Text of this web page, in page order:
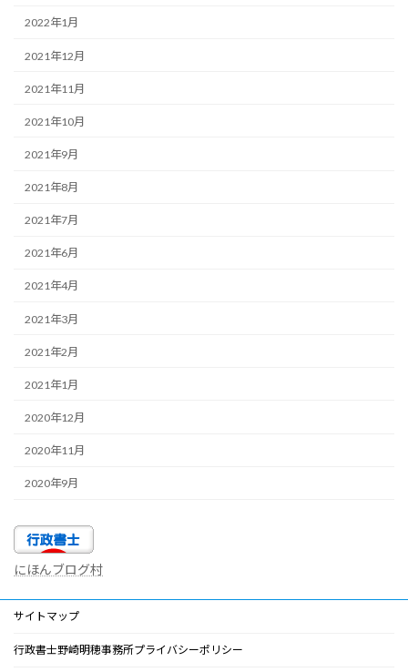
2022年1月
2021年12月
2021年11月
2021年10月
2021年9月
2021年8月
2021年7月
2021年6月
2021年4月
2021年3月
2021年2月
2021年1月
2020年12月
2020年11月
2020年9月
にほんブログ村
サイトマップ
行政書士野崎明穂事務所プライバシーポリシー